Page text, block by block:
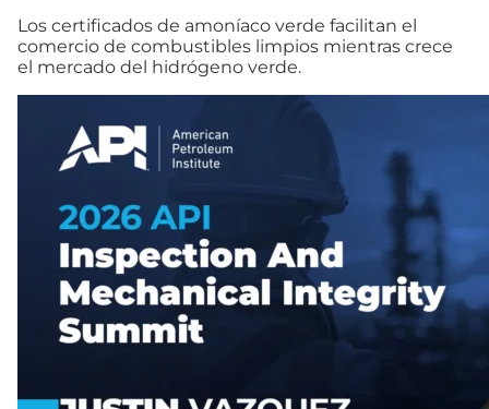
Los certificados de amoníaco verde facilitan el
comercio de combustibles limpios mientras crece
el mercado del hidrógeno verde.